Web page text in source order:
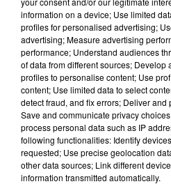
information on a device; Use limited
profiles for personalised advertising;
advertising; Measure advertising
performance; Understand audiences
of data from different sources; Develop
profiles to personalise content; Use
content; Use limited data to select
detect fraud, and fix errors; Deliver
Save and communicate privacy
process personal data such as IP
following functionalities: Identify
requested; Use precise geolocation
other data sources; Link different
information transmitted automatically.